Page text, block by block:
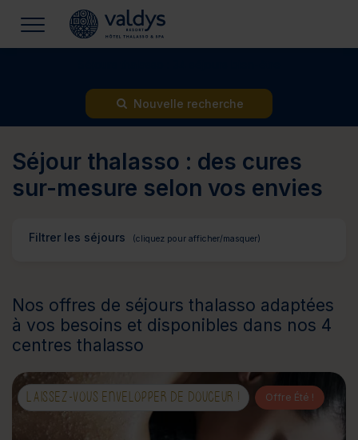
Nouvelle recherche
Séjour thalasso : des cures
sur-mesure selon vos envies
Filtrer les séjours
Nos offres de séjours thalasso adaptées
à vos besoins et disponibles dans nos 4
centres thalasso
LAISSEZ-VOUS ENVELOPPER DE DOUCEUR ! Offre Été !